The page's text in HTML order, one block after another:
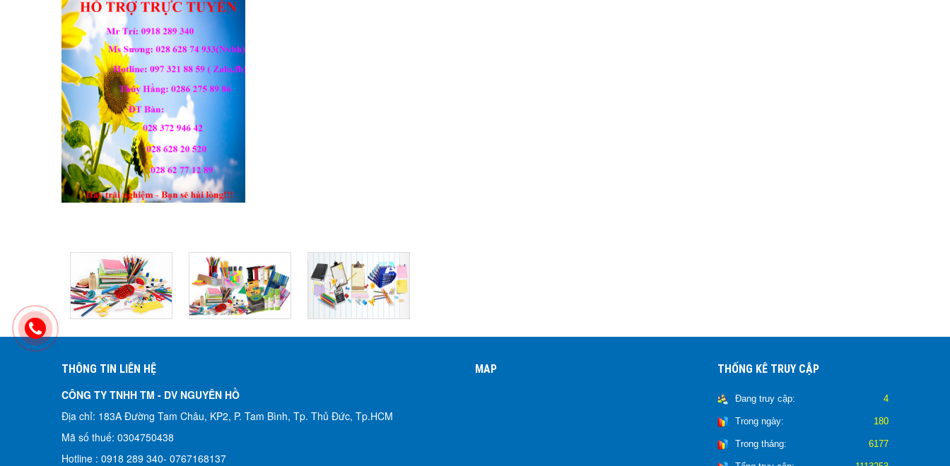
THÔNG TIN LIÊN HỆ
CÔNG TY TNHH TM - DV NGUYÊN HỒ​
Địa chỉ: 183A Đường Tam Châu, KP2, P. Tam Bình, Tp. Thủ Đức, Tp.HCM
Mã số thuế: 0304750438
Hotline : 0918 289 340- 0767168137
MAP THỐNG KÊ TRUY CẬP
Đang truy cập: 4
Trong ngày: 180
Trong tháng: 6177